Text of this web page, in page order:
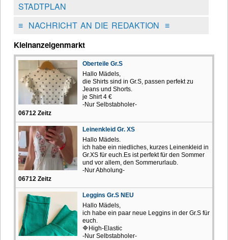
STADTPLAN
≡NACHRICHT AN DIE REDAKTION ≡
Kleinanzeigenmarkt
Oberteile Gr.S
Hallo Mädels,
die Shirts sind in Gr.S, passen perfekt zu
Jeans und Shorts.
je Shirt 4 €
-Nur Selbstabholer-
06712 Zeitz
Leinenkleid Gr. XS
Hallo Mädels.
ich habe ein niedliches, kurzes Leinenkleid in
Gr.XS für euch.Es ist perfekt für den Sommer
und vor allem, den Sommerurlaub.
-Nur Abholung-
06712 Zeitz
Leggins Gr.S NEU
Hallo Mädels,
ich habe ein paar neue Leggins in der Gr.S für
euch.
🔷High-Elastic
-Nur Selbstabholer-